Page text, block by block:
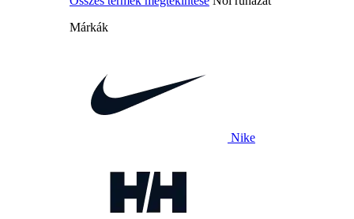
Márkák
Nike